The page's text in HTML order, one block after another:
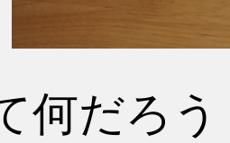
何だろ